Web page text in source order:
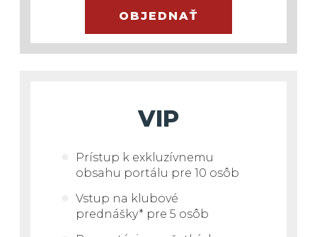
OBJEDNAŤ
VIP
Prístup k exkluzívnemu
obsahu portálu pre 10 osôb
Vstup na klubové
prednášky* pre 5 osôb